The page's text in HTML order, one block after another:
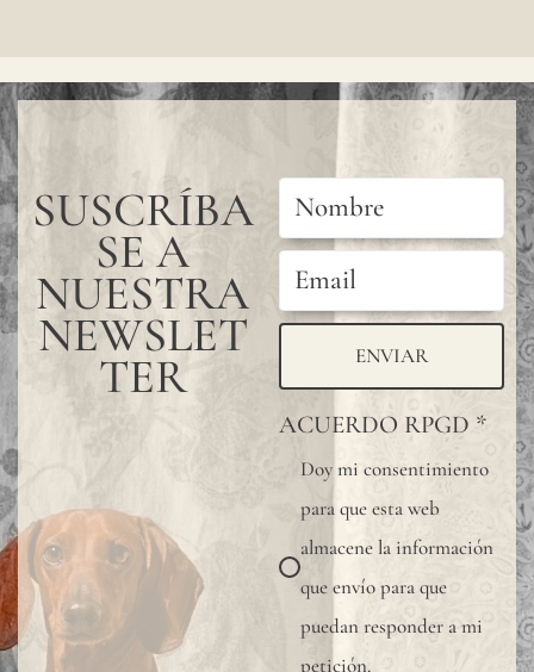
SUSCRÍBA
SE A
NUESTRA
NEWSLET
TER ENVIAR
ACUERDO RPGD *
Doy mi consentimiento
para que esta web
almacene la información
que envío para que
puedan responder a mi
petición.
Para
protección
del
mural,
en
baños,
cocinas
otras
zonas
húmedas,